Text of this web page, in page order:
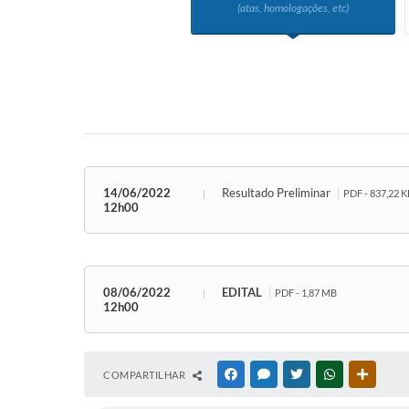
(atas, homologações, etc)
14/06/2022
12h00
Resultado Preliminar PDF - 837,22
08/06/2022
12h00
EDITAL PDF - 1,87 MB
COMPARTILHAR FACEBOOKMESSENGER
TWITTERWHATSAPP